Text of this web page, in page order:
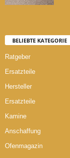
BELIEBTE KATEGORIE
Ratgeber
Ersatzteile
Hersteller
Ersatzteile
Kamine
Anschaffung
Ofenmagazin